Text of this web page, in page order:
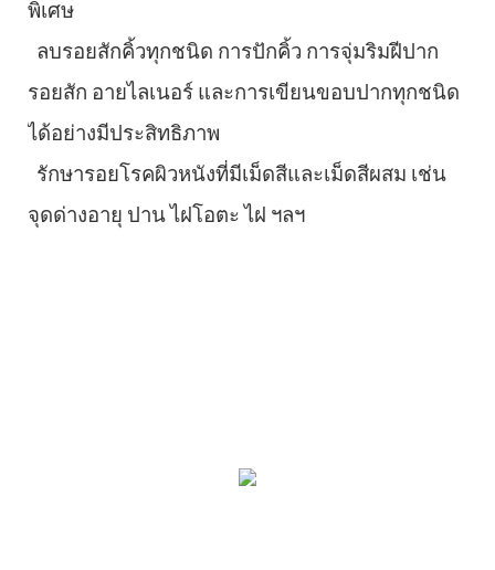
พิเศษ
ลบรอยสักคิ้วทุกชนิด การปักคิ้ว การจุ่มริมฝีปาก
รอยสัก อายไลเนอร์ และการเขียนขอบปากทุกชนิด
ได้อย่างมีประสิทธิภาพ
รักษารอยโรคผิวหนังที่มีเม็ดสีและเม็ดสีผสม เช่น
จุดด่างอายุ ปาน ไฝโอตะ ไฝ ฯลฯ